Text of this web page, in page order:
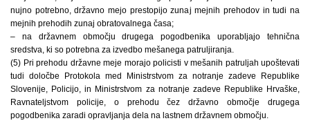
nujno potrebno, državno mejo prestopijo zunaj mejnih prehodov in tudi na
mejnih prehodih zunaj obratovalnega časa;
– na državnem območju drugega pogodbenika uporabljajo tehnična
sredstva, ki so potrebna za izvedbo mešanega patruljiranja.
(5) Pri prehodu državne meje morajo policisti v mešanih patruljah upoštevati
tudi določbe Protokola med Ministrstvom za notranje zadeve Republike
Slovenije, Policijo, in Ministrstvom za notranje zadeve Republike Hrvaške,
Ravnateljstvom policije, o prehodu čez državno območje drugega
pogodbenika zaradi opravljanja dela na lastnem državnem območju.